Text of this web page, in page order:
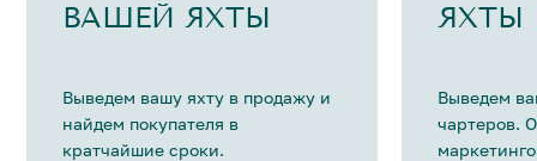
ВАШЕЙ ЯХТЫ
Выведем вашу яхту в продажу и
найдем покупателя в
кратчайшие сроки.
ЯХТЫ
Выведем
чартеров.